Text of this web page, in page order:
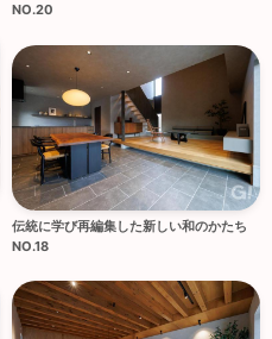
NO.20
伝統に学び再編集した新しい和のかたち
NO.18